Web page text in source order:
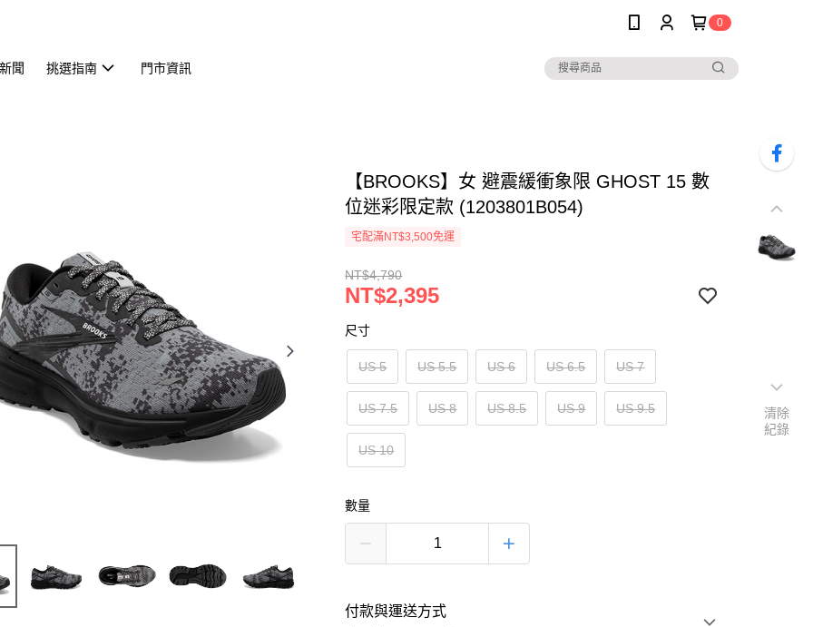
0
聞 挑選指南 門市資訊
【BROOKS】女 避震緩衝象限 GHOST 15 數
位迷彩限定款 (1203801B054)
宅配滿NT$3,500免運
NT$4,790
NT$2,395
尺寸
US 5 US 5.5 US 6 US 6.5 US 7
US 7.5 US 8 US 8.5 US 9 US 9.5
US 10
數量
付款與運送方式
清除
紀錄